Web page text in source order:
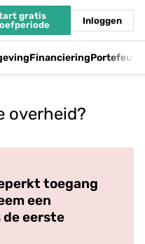
gratis
Inloggen
Financiering
overheid?
toegang
een
de eerste